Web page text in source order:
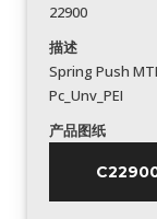
22900
描述
Spring Push
Pc_Unv_PEI
产品图纸